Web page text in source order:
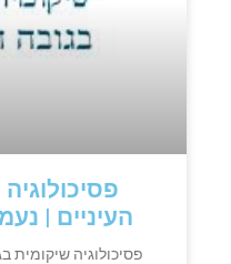
העיניים |
פסיכולוגיה שיקומית